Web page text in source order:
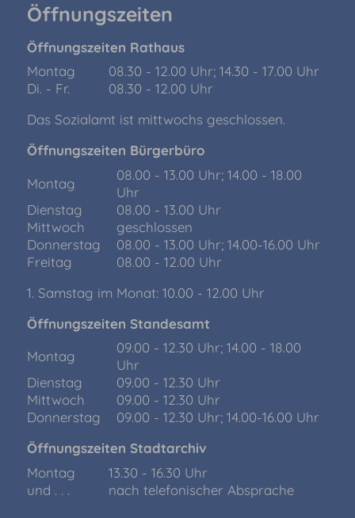
Öffnungszeiten
Öffnungszeiten Rathaus
Montag
08.30 - 12.00 Uhr; 14.30 - 17.00 Uhr
Di. - Fr.
08.30 - 12.00 Uhr
Das Sozialamt ist mittwochs geschlossen.
Öffnungszeiten Bürgerbüro
Montag
08.00 - 13.00 Uhr; 14.00 - 18.00
Uhr
Dienstag
08.00 - 13.00 Uhr
Mittwoch
geschlossen
Donnerstag
08.00 - 13.00 Uhr; 14.00-16.00 Uhr
Freitag
08.00 - 12.00 Uhr
1. Samstag im Monat: 10.00 - 12.00 Uhr
Öffnungszeiten Standesamt
Montag
09.00 - 12.30 Uhr; 14.00 - 18.00
Uhr
Dienstag
09.00 - 12.30 Uhr
Mittwoch
09.00 - 12.30 Uhr
Donnerstag
09.00 - 12.30 Uhr; 14.00-16.00 Uhr
Öffnungszeiten Stadtarchiv
Montag
13.30 - 16.30 Uhr
und . . .
nach telefonischer Absprache